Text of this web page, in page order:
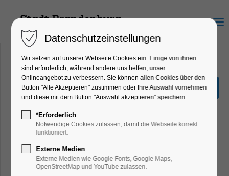
Menu
Sommeferienprogramm
Ferienkalender, Kinder, Jugend, Mitmach-
Aktion
29.08.2025, 09:00–15:00
Eintritt frei
Datenschutzeinstellungen
Wir setzen auf unserer Webseite Cookies ein. Einige von ihnen
sind erforderlich, während andere uns helfen, unser
Onlineangebot zu verbessern. Sie können allen Cookies über den
Button "Alle Akzeptieren" zustimmen oder Ihre Auswahl vornehmen
und diese mit dem Button "Auswahl akzeptieren" speichern.
*Erforderlich
Notwendige Cookies zulassen, damit die Webseite korrekt
funktioniert.
Externe Medien
Externe Medien wie Google Fonts, Google Maps,
OpenStreetMap und YouTube zulassen.